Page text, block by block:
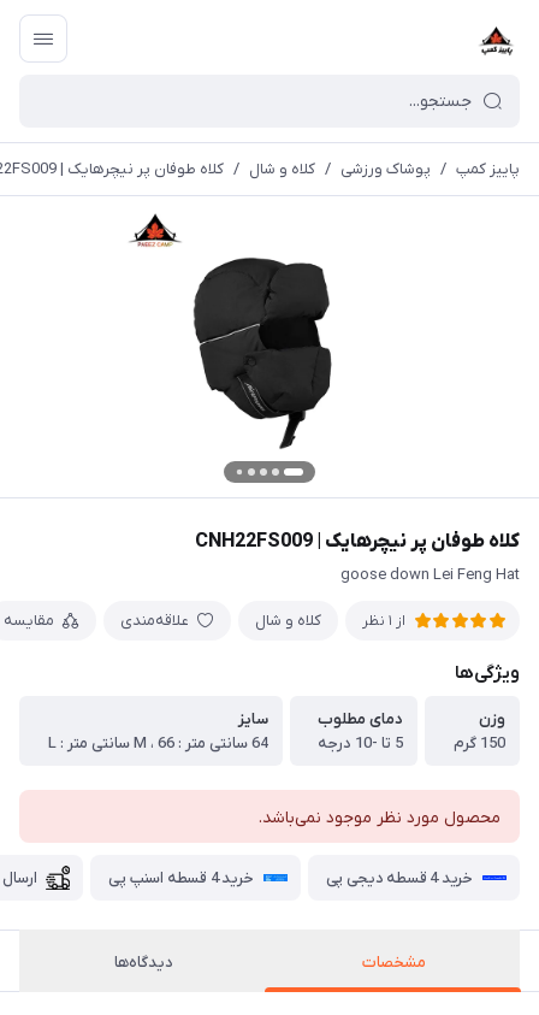
پاییز کمپ / پوشاک ورزشی / کلاه و شال / کلاه طوفان پر نیچرهایک | CNH22FS009
کلاه طوفان پر نیچرهایک | CNH22FS009
goose down Lei Feng Hat
از 1 نظر کلاه و شال علاقه‌مندی مقایسه
ویژگی‌ها
وزن
150 گرم
دمای مطلوب
5 تا -10 درجه
سایز
64 سانتی متر : M ، 66 سانتی متر : L
محصول مورد نظر موجود نمی‌باشد.
خرید 4 قسطه دیجی پی خرید 4 قسطه اسنپ پی
مشخصات دیدگاه‌ها